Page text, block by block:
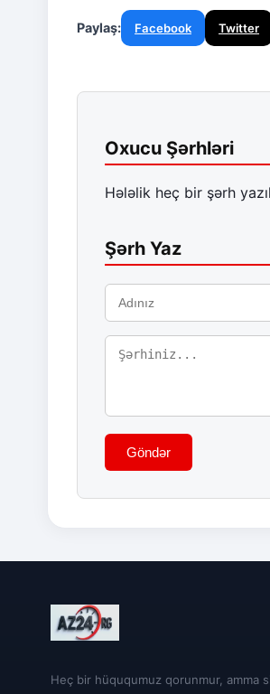
Paylaş: Facebook Twitter
Oxucu Şərhləri
Hələlik heç bir şərh
Şərh Yaz
Göndər
Heç bir hüququmuz qorunmur, amma